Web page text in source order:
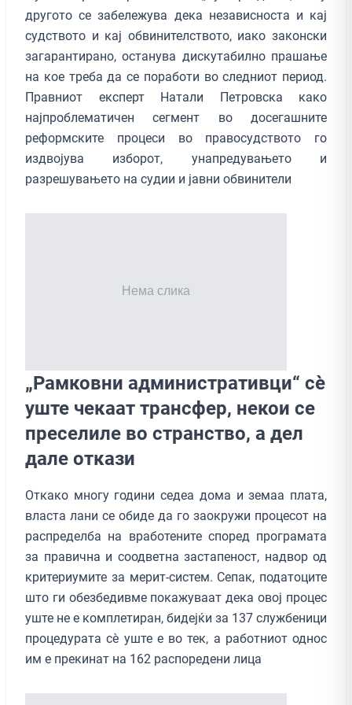
другото се забележува дека независноста и кај
судството и кај обвинителството, иако законски
загарантирано, останува дискутабилно прашање
на кое треба да се поработи во следниот период.
Правниот експерт Натали Петровска како
најпроблематичен сегмент во досегашните
реформските процеси во правосудството го
издвојува изборот, унапредувањето и
разрешувањето на судии и јавни обвинители
„Рамковни административци“ сè
уште чекаат трансфер, некои се
преселиле во странство, а дел
дале откази
Откако многу години седеа дома и земаа плата,
власта лани се обиде да го заокружи процесот на
распределба на вработените според програмата
за правична и соодветна застапеност, надвор од
критериумите за мерит-систем. Сепак, податоците
што ги обезбедивме покажуваат дека овој процес
уште не е комплетиран, бидејќи за 137 службеници
процедурата сè уште е во тек, а работниот однос
им е прекинат на 162 распоредени лица